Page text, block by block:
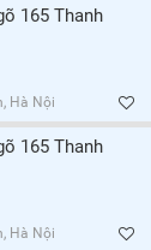
165 Thanh
Hà Nội
165 Thanh
Hà Nội